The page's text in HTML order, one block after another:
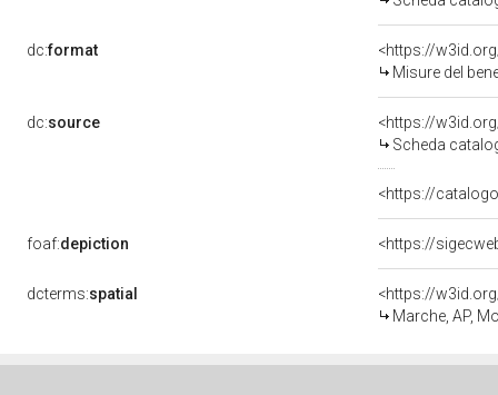
dc:format
<https://
Misure del
dc:source
<https://
Scheda
<https://
foaf:depiction <https://
dcterms:spatial
<https://
Marche, AP,